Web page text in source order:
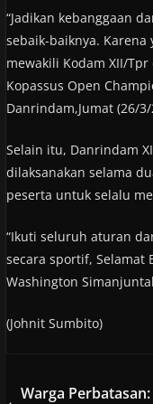
“Jadikan kebanggaan
sebaik-baiknya.
mewakili Kodam XII/
Kopassus Open
Danrindam,Jumat (26/3/
Selain itu, Danrindam
dilaksanakan selama
peserta untuk selalu
“Ikuti seluruh aturan
secara sportif, Selamat
Washington
(Johnit Sumbito)
Warga